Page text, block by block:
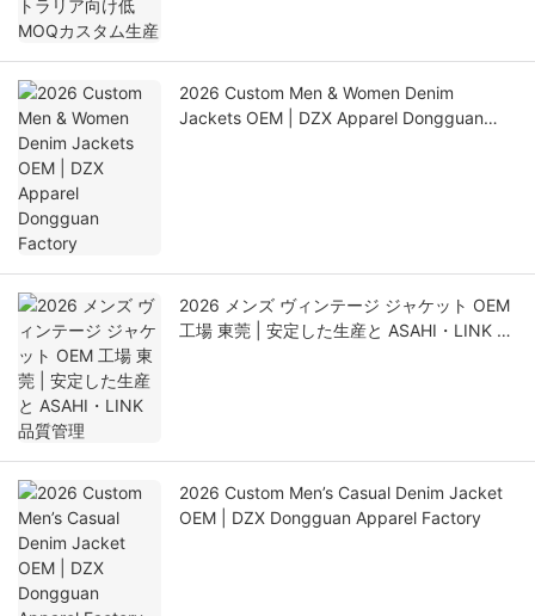
2026 Custom Men & Women Denim
Jackets OEM | DZX Apparel Dongguan
2026 メンズ ヴィンテージ ジャケット OEM
工場 東莞 | 安定した生産と ASAHI・LINK 品
2026 Custom Men’s Casual Denim Jacket
OEM | DZX Dongguan Apparel Factory